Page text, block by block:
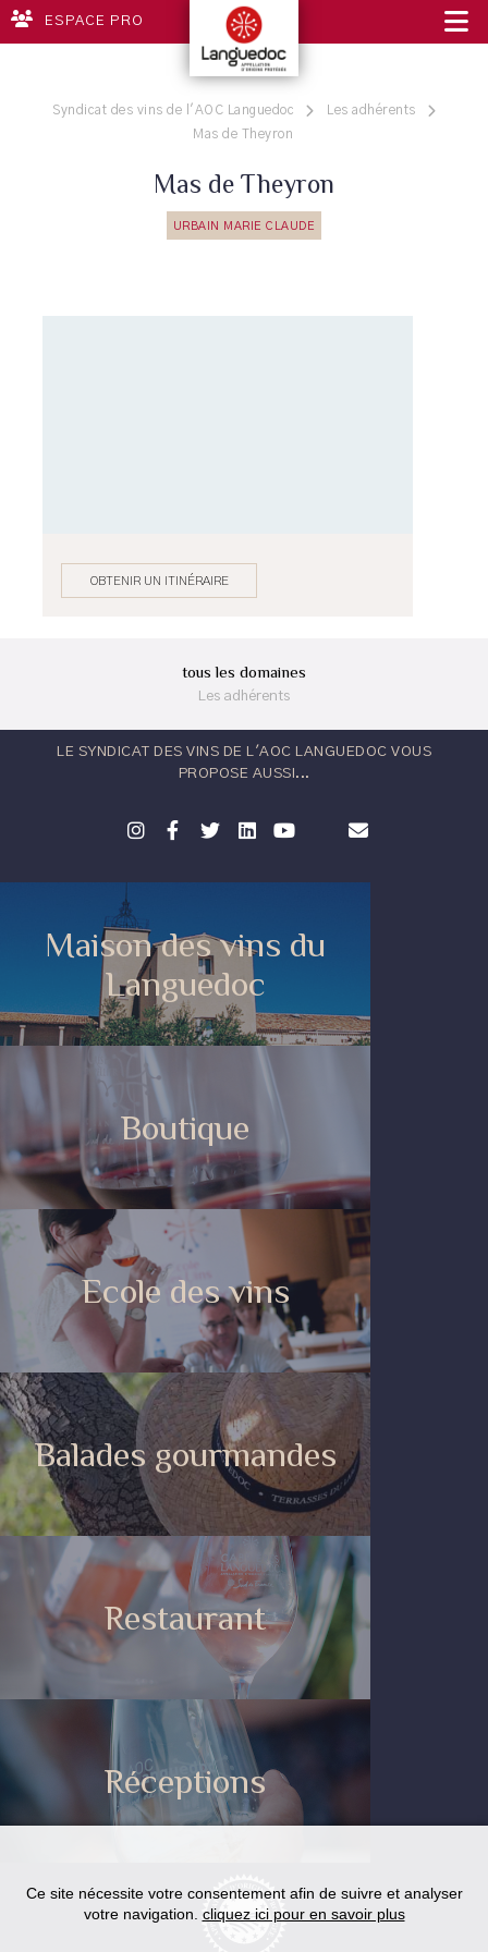
ESPACE PRO
Syndicat des vins de l'AOC Languedoc
Les adhérents
Mas de Theyron
Mas de Theyron
URBAIN MARIE CLAUDE
OBTENIR UN ITINÉRAIRE
tous les domaines
Les adhérents
LE SYNDICAT DES VINS DE L'AOC LANGUEDOC VOUS
PROPOSE AUSSI...
Maison des vins du
Languedoc
Boutique
Ecole des vins
Balades gourmandes
Restaurant
Réceptions
Ce site nécessite votre consentement afin de suivre et analyser
votre navigation. cliquez ici pour en savoir plus